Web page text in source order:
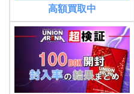
高額買取中